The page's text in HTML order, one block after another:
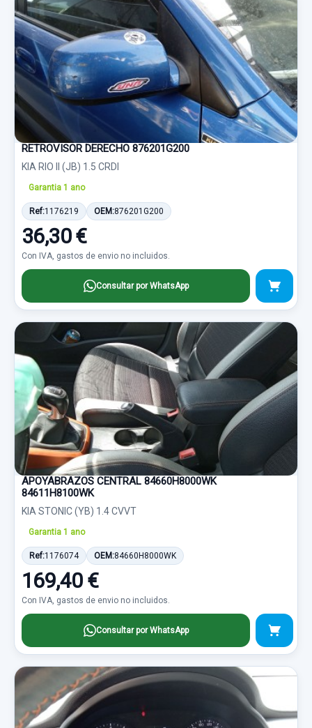
RETROVISOR DERECHO 876201G200
KIA RIO II (JB) 1.5 CRDI
Garantia 1 ano
Ref:1176219 OEM:876201G200
36,30 €
Con IVA, gastos de envio no incluidos.
Consultar por WhatsApp
APOYABRAZOS CENTRAL 84660H8000WK
84611H8100WK
KIA STONIC (YB) 1.4 CVVT
Garantia 1 ano
Ref:1176074 OEM:84660H8000WK
169,40 €
Con IVA, gastos de envio no incluidos.
Consultar por WhatsApp